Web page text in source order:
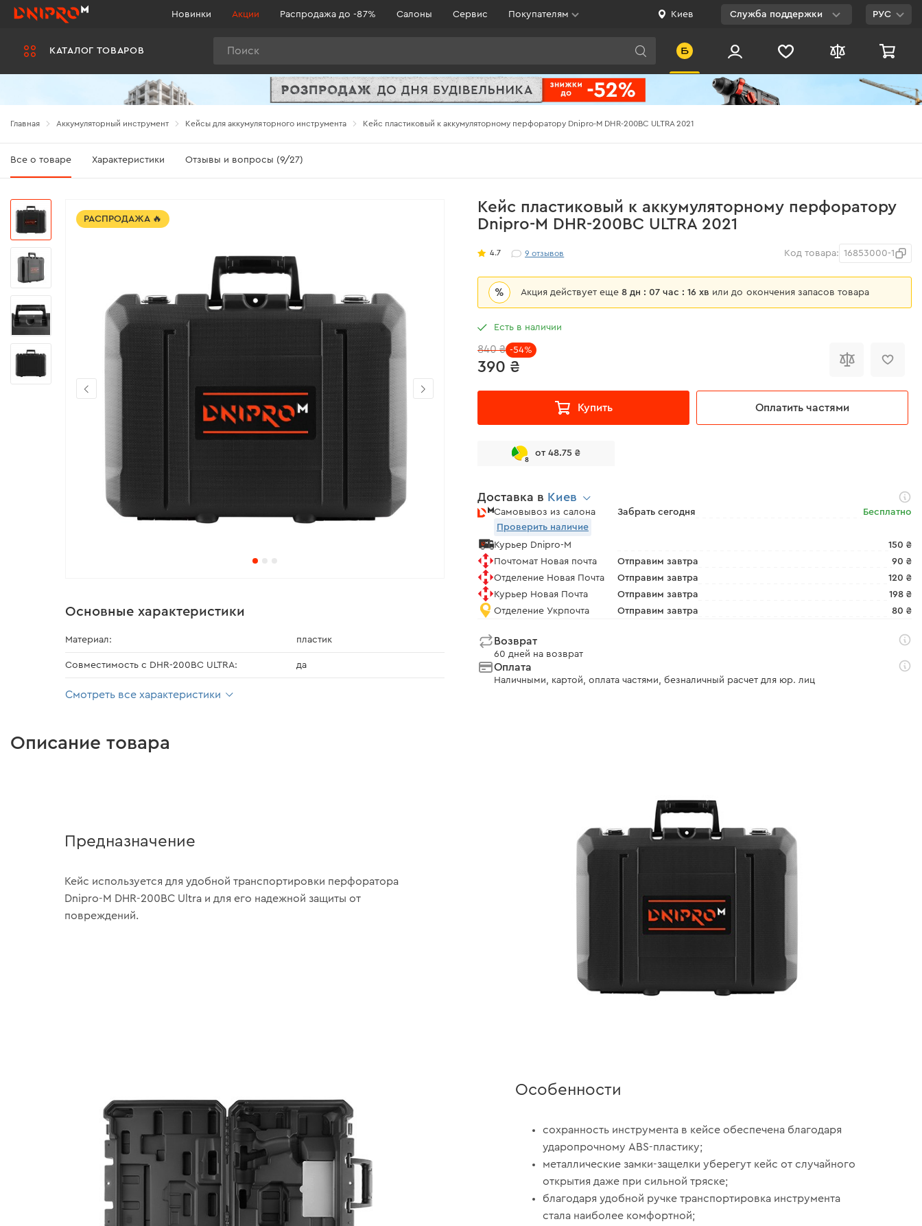
КАТАЛОГ ТОВАРОВ
Новинки Акции Распродажа до -87% Салоны Сервис Покупателям Киев Служба поддержки
0 800 200 500
Бесплатно по
РУС
Главная Аккумуляторный инструмент Кейсы для аккумуляторного инструмента Кейс пластиковый к аккумуляторному перфоратору Dnipro-M DHR-200BC ULTRA 2021
Все о товаре Характеристики Отзывы и вопросы (9/27)
Кейс пластиковый к аккумуляторному перфоратору
Dnipro-M DHR-200BC ULTRA 2021
4.7 9отзывов Код товара: 16853000-1
% Акция действует еще8 дн : 07 час : 16 хв или до окончения запасов товара
Есть в наличии
390 ₴
840 ₴ -54%
Купить Оплатить частями
8
от 48.75 ₴
Доставка в Киев
Самовывоз из салона Забрать сегодня
Бесплатно
Проверить наличие
Курьер Dnipro-M
150 ₴
Почтомат Новая почта
Отправим завтра
90 ₴
Отделение Новая Почта
Отправим завтра
120 ₴
Курьер Новая Почта
Отправим завтра
198 ₴
Отделение Укрпочта
Отправим завтра 80 ₴
Возврат
60 дней на возврат
Оплата
Наличными, картой, оплата частями, безналичный расчет для юр. лиц
РАСПРОДАЖА 🔥
Основные характеристики
Материал: пластик
Совместимость с DHR-200BC ULTRA: да
Смотреть все характеристики
Описание товара
Предназначение
Кейс используется для удобной транспортировки перфоратора
Dnipro-M DHR-200BC Ultra и для его надежной защиты от
повреждений.
Особенности
сохранность инструмента в кейсе обеспечена благодаря
ударопрочному ABS-пластику;
металлические замки-защелки уберегут кейс от случайного
открытия даже при сильной тряске;
благодаря удобной ручке транспортировка инструмента
стала наиболее комфортной;